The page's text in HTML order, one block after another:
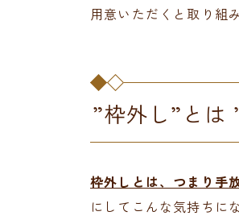
用意いただくと取り組
”枠外し”とは
枠外しとは、つまり手
にしてこんな気持ちに